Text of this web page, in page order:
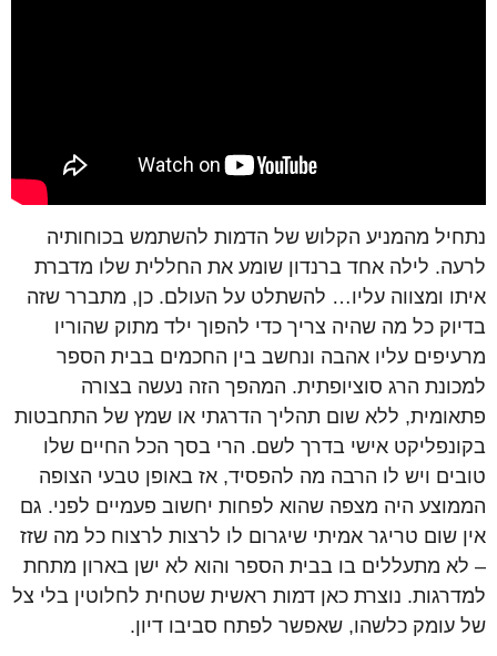
נתחיל מהמניע הקלוש של הדמות להשתמש בכוחותיה
לרעה. לילה אחד ברנדון שומע את החללית שלו מדברת
איתו ומצווה עליו… להשתלט על העולם. כן, מתברר שזה
בדיוק כל מה שהיה צריך כדי להפוך ילד מתוק שהוריו
מרעיפים עליו אהבה ונחשב בין החכמים בבית הספר
למכונת הרג סוציופתית. המהפך הזה נעשה בצורה
פתאומית, ללא שום תהליך הדרגתי או שמץ של התחבטות
בקונפליקט אישי בדרך לשם. הרי בסך הכל החיים שלו
טובים ויש לו הרבה מה להפסיד, אז באופן טבעי הצופה
הממוצע היה מצפה שהוא לפחות יחשוב פעמיים לפני. גם
אין שום טריגר אמיתי שיגרום לו לרצות לרצוח כל מה שזז
– לא מתעללים בו בבית הספר והוא לא ישן בארון מתחת
למדרגות. נוצרת כאן דמות ראשית שטחית לחלוטין בלי צל
של עומק כלשהו, שאפשר לפתח סביבו דיון.